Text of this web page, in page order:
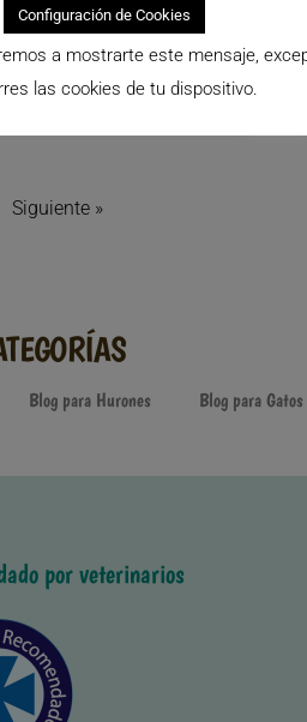
ya tenemos las
a la vuelta de la
o estamos a puntito de
Tal vez durante el
Siguiente »
Blog para Hurones Blog para Gatos
por veterinarios
Configuración de Cookies
a mostrarte este mensaje,
las cookies de tu dispositivo.